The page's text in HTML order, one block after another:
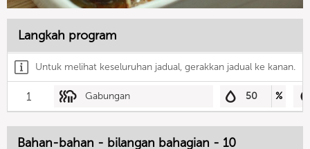
Langkah program
Untuk melihat keseluruhan jadual, gerakkan jadual ke kanan.
1 Gabungan 50 %
Bahan-bahan - bilangan bahagian - 10